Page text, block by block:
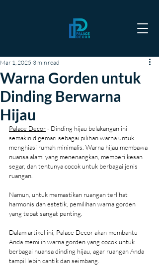
Warna Gorden untuk
Dinding Berwarna
Hijau
Mar 1, 2025 3 min read
Palace Decor - Dinding hijau belakangan ini
semakin digemari sebagai pilihan warna untuk
menghiasi rumah minimalis. Warna hijau membawa
nuansa alami yang menenangkan, memberi kesan
segar, dan tentunya cocok untuk berbagai jenis
ruangan.
Namun, untuk memastikan ruangan terlihat
harmonis dan estetik, pemilihan warna gorden
yang tepat sangat penting.
Dalam artikel ini, Palace Decor akan membantu
Anda memilih warna gorden yang cocok untuk
berbagai nuansa dinding hijau, agar ruangan Anda
tampil lebih cantik dan seimbang.